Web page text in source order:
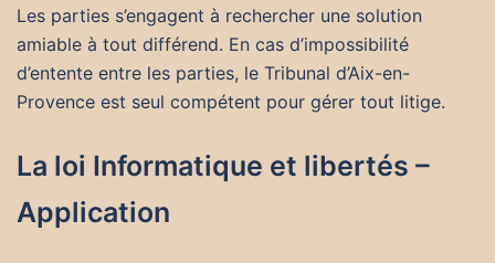
Les parties s’engagent à rechercher une solution
amiable à tout différend. En cas d’impossibilité
d’entente entre les parties, le Tribunal d’Aix-en-
Provence est seul compétent pour gérer tout litige.
La loi Informatique et libertés –
Application